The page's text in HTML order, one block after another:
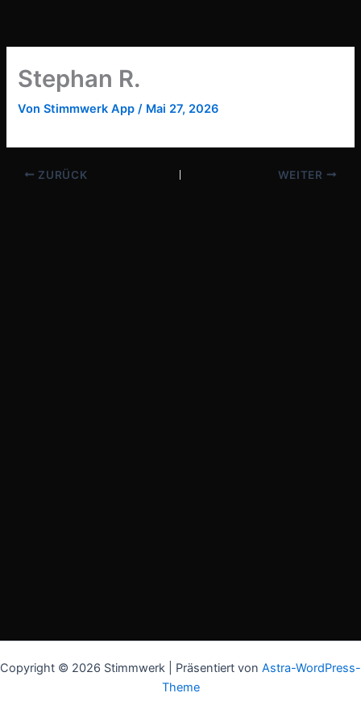
springen
Stephan R.
VonStimmwerk App/ Mai 27, 2026
ZURÜCK WEITER
Copyright © 2026 Stimmwerk | Präsentiert von Astra-WordPress-
Theme